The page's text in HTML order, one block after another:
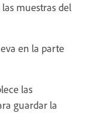
muestras del
en la parte
las
guardar la